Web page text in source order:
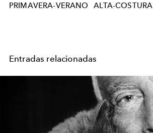
PRIMAVERA-VERANO
ALTA-COSTURA
Entradas relacionadas